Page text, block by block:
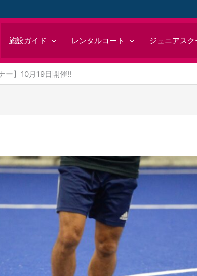
施設ガイド レンタルコート ジュニアスク
ー】10月19日開催!!